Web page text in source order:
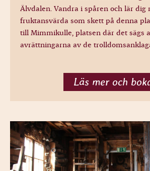
Älvdalen. Vandra i spåren och lär dig
fruktansvärda som skett på denna
till Mimmikulle, platsen där det sägs
avrättningarna av de
Läs mer och